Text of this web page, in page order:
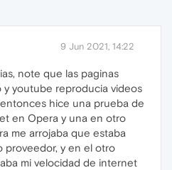
9 Jun 2021, 14:22
note que las paginas
y youtube reproducia videos
hice una prueba de
en Opera y una en otro
me arrojaba que estaba
y en el otro
mi velocidad de internet